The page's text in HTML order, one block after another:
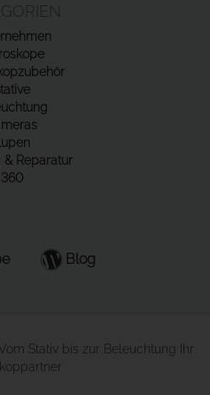
Lupen
& Reparatur
360
Blog
Stativ bis zur Beleuchtung Ihr